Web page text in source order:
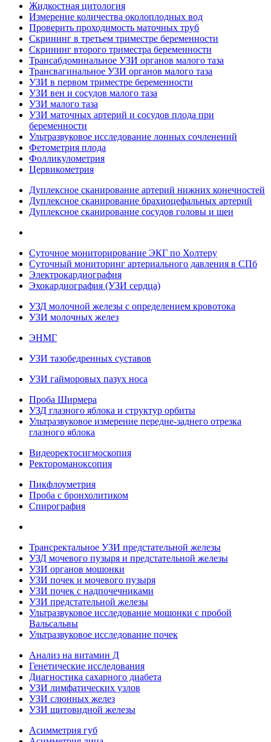
Жидкостная цитология
Измерение количества околоплодных вод
Проверить проходимость маточных труб
Скрининг в третьем триместре беременности
Скрининг второго триместра беременности
Трансабдоминальное УЗИ органов малого таза
Трансвагинальное УЗИ органов малого таза
УЗИ в первом триместре беременности
УЗИ вен и сосудов малого таза
УЗИ малого таза
УЗИ маточных артерий и сосудов плода при
беременности
Ультразвуковое исследование лонных сочленений
Фетометрия плода
Фолликулометрия
Цервикометрия
Дуплексное сканирование артерий нижних конечностей
Дуплексное сканирование брахиоцефальных артерий
Дуплексное сканирование сосудов головы и шеи
Суточное мониторирование ЭКГ по Холтеру
Суточный мониторинг артериального давления в СПб
Электрокардиография
Эхокардиография (УЗИ сердца)
УЗД молочной железы с определением кровотока
УЗИ молочных желез
ЭНМГ
УЗИ тазобедренных суставов
УЗИ гайморовых пазух носа
Проба Ширмера
УЗД глазного яблока и структур орбиты
Ультразвуковое измерение передне-заднего отрезка
глазного яблока
Видеоректосигмоскопия
Ректороманоксопия
Пикфлоуметрия
Проба с бронхолитиком
Спирография
Трансректальное УЗИ предстательной железы
УЗД мочевого пузыря и предстательной железы
УЗИ органов мошонки
УЗИ почек и мочевого пузыря
УЗИ почек с надпочечниками
УЗИ предстательной железы
Ультразвуковое исследование мошонки с пробой
Вальсальвы
Ультразвуковое исследование почек
Анализ на витамин Д
Генетические исследования
Диагностика сахарного диабета
УЗИ лимфатических узлов
УЗИ слюнных желез
УЗИ щитовидной железы
Асимметрия губ